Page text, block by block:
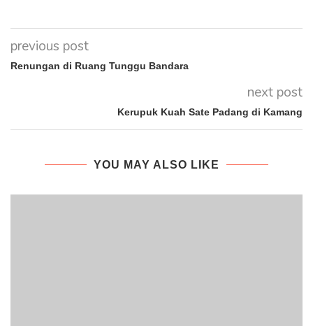
previous post
Renungan di Ruang Tunggu Bandara
next post
Kerupuk Kuah Sate Padang di Kamang
YOU MAY ALSO LIKE